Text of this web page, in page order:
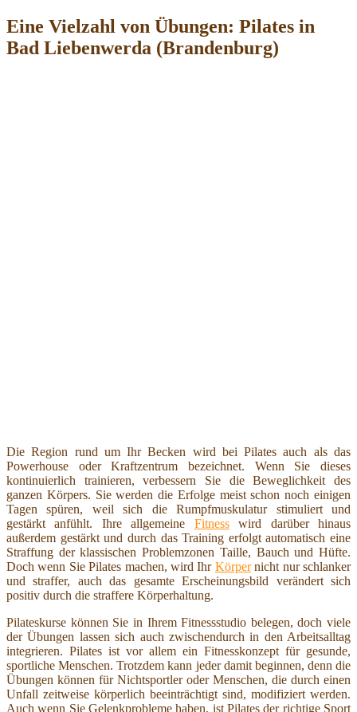
Eine Vielzahl von Übungen: Pilates in
Bad Liebenwerda (Brandenburg)
Die Region rund um Ihr Becken wird bei Pilates auch als das
Powerhouse oder Kraftzentrum bezeichnet. Wenn Sie dieses
kontinuierlich trainieren, verbessern Sie die Beweglichkeit des
ganzen Körpers. Sie werden die Erfolge meist schon noch einigen
Tagen spüren, weil sich die Rumpfmuskulatur stimuliert und
gestärkt anfühlt. Ihre allgemeine Fitnesswird darüber hinaus
außerdem gestärkt und durch das Training erfolgt automatisch eine
Straffung der klassischen Problemzonen Taille, Bauch und Hüfte.
Doch wenn Sie Pilates machen, wird Ihr Körpernicht nur schlanker
und straffer, auch das gesamte Erscheinungsbild verändert sich
positiv durch die straffere Körperhaltung.
Pilateskurse können Sie in Ihrem Fitnessstudio belegen, doch viele
der Übungen lassen sich auch zwischendurch in den Arbeitsalltag
integrieren. Pilates ist vor allem ein Fitnesskonzept für gesunde,
sportliche Menschen. Trotzdem kann jeder damit beginnen, denn die
Übungen können für Nichtsportler oder Menschen, die durch einen
Unfall zeitweise körperlich beeinträchtigt sind, modifiziert werden.
Auch wenn Sie Gelenkprobleme haben, ist Pilates der richtige Sport